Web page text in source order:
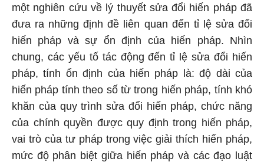
một nghiên cứu về lý thuyết sửa đổi hiến pháp đã
đưa ra những định đề liên quan đến tỉ lệ sửa đổi
hiến pháp và sự ổn định của hiến pháp. Nhìn
chung, các yếu tố tác động đến tỉ lệ sửa đổi hiến
pháp, tính ổn định của hiến pháp là: độ dài của
hiến pháp tính theo số từ trong hiến pháp, tính khó
khăn của quy trình sửa đổi hiến pháp, chức năng
của chính quyền được quy định trong hiến pháp,
vai trò của tư pháp trong việc giải thích hiến pháp,
mức độ phân biệt giữa hiến pháp và các đạo luật